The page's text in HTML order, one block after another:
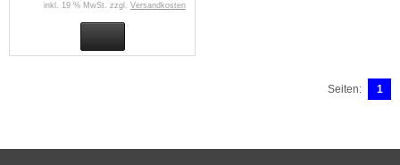
inkl. 19 % MwSt. zzgl. Versandkosten
Seiten: 1